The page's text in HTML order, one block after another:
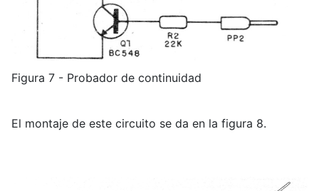
Figura 7 - Probador de continuidad
El montaje de este circuito se da en la figura 8.